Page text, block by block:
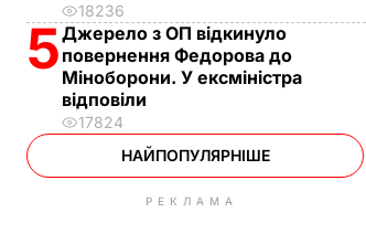
18236
5Джерело з ОП відкинуло
повернення Федорова до
Міноборони. У ексміністра
відповіли
17824
НАЙПОПУЛЯРНІШЕ
РЕКЛАМА